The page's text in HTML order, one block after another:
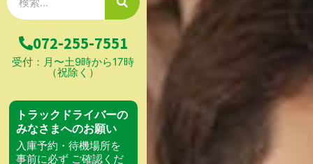
索
072-255-7551
受付：月〜土9時から17時
（祝除く）
トラックドライバーの
みなさまへのお願い
入庫予約・待機場所を
事前に必ず ご確認くだ